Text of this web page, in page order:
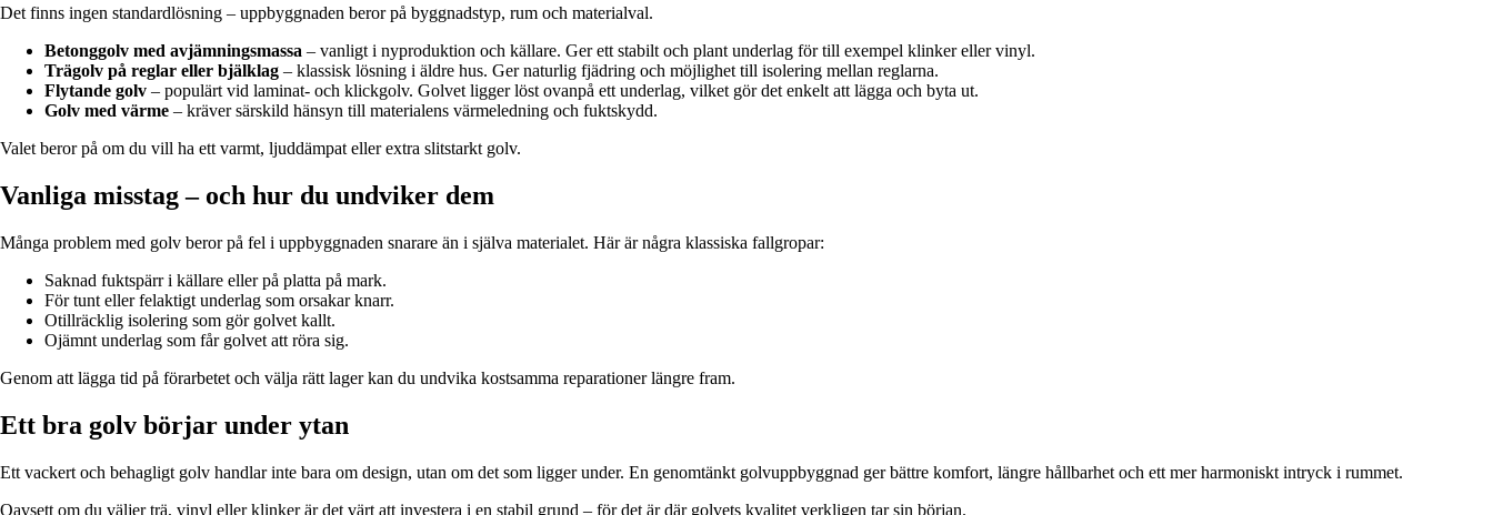
Det finns ingen standardlösning – uppbyggnaden beror på byggnadstyp, rum och materialval.
Betonggolv med avjämningsmassa – vanligt i nyproduktion och källare. Ger ett stabilt och plant underlag för till exempel klinker eller vinyl.
Trägolv på reglar eller bjälklag – klassisk lösning i äldre hus. Ger naturlig fjädring och möjlighet till isolering mellan reglarna.
Flytande golv – populärt vid laminat- och klickgolv. Golvet ligger löst ovanpå ett underlag, vilket gör det enkelt att lägga och byta ut.
Golv med värme – kräver särskild hänsyn till materialens värmeledning och fuktskydd.
Valet beror på om du vill ha ett varmt, ljuddämpat eller extra slitstarkt golv.
Vanliga misstag – och hur du undviker dem
Många problem med golv beror på fel i uppbyggnaden snarare än i själva materialet. Här är några klassiska fallgropar:
Saknad fuktspärr i källare eller på platta på mark.
För tunt eller felaktigt underlag som orsakar knarr.
Otillräcklig isolering som gör golvet kallt.
Ojämnt underlag som får golvet att röra sig.
Genom att lägga tid på förarbetet och välja rätt lager kan du undvika kostsamma reparationer längre fram.
Ett bra golv börjar under ytan
Ett vackert och behagligt golv handlar inte bara om design, utan om det som ligger under. En genomtänkt golvuppbyggnad ger bättre komfort, längre hållbarhet och ett mer harmoniskt intryck i rummet.
Oavsett om du väljer trä, vinyl eller klinker är det värt att investera i en stabil grund – för det är där golvets kvalitet verkligen tar sin början.